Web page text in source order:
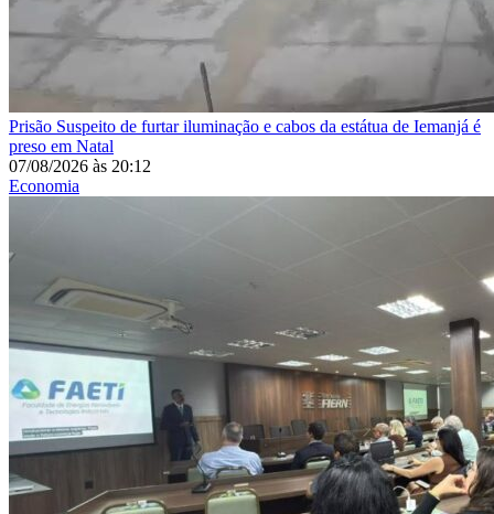
Prisão Suspeito de furtar iluminação e cabos da estátua de Iemanjá é
preso em Natal
07/08/2026 às 20:12
Economia